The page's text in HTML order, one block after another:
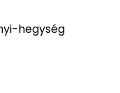
hegység